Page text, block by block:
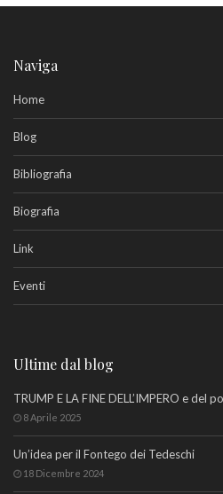
Naviga
Home
Blog
Bibliografia
Biografia
Link
Eventi
Ultime dal blog
TRUMP E LA FINE DELL’IMPERO e del
8 Aprile 2025
Un’idea per il Fontego dei Tedeschi
18 Dicembre 2024